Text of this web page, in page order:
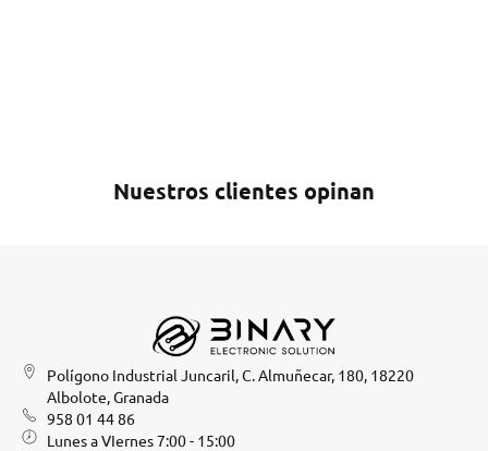
Nuestros clientes opinan
Polígono Industrial Juncaril, C. Almuñecar, 180, 18220
Albolote, Granada
958 01 44 86
Lunes a VIernes 7:00 - 15:00